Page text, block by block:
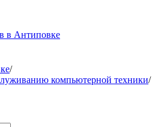
в Антиповке
/
компьютерной техники/